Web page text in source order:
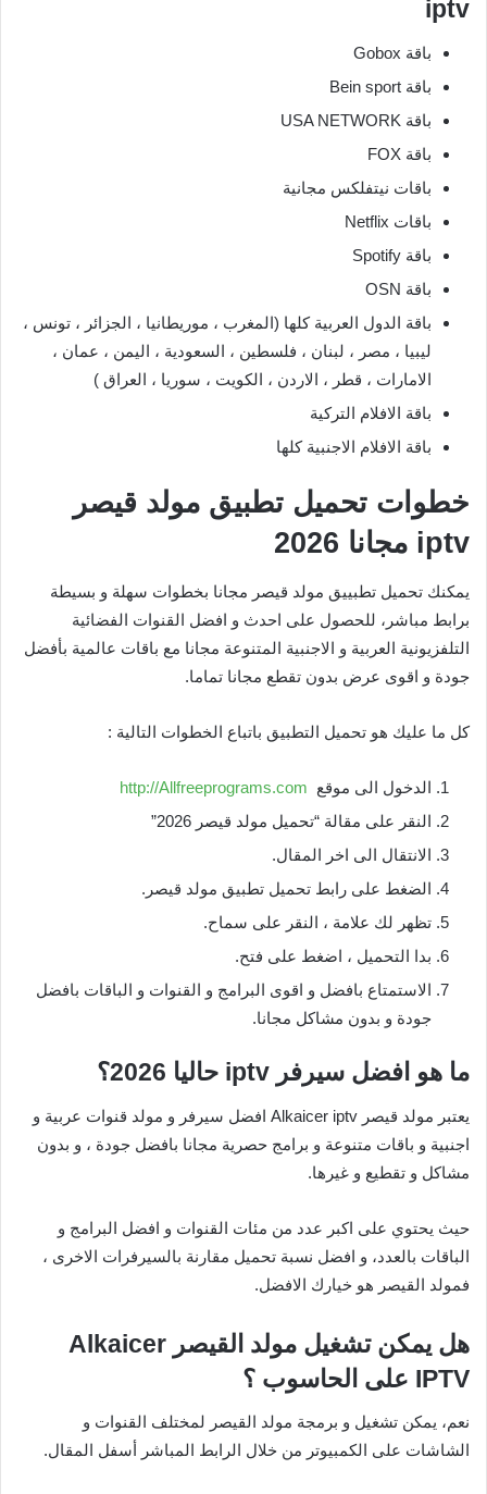
iptv
باقة Gobox
باقة Bein sport
باقة USA NETWORK
باقة FOX
باقات نيتفلكس مجانية
باقات Netflix
باقة Spotify
باقة OSN
باقة الدول العربية كلها (المغرب ، موريطانيا ، الجزائر ، تونس ،
ليبيا ، مصر ، لبنان ، فلسطين ، السعودية ، اليمن ، عمان ،
الامارات ، قطر ، الاردن ، الكويت ، سوريا ، العراق )
باقة الافلام التركية
باقة الافلام الاجنبية كلها
خطوات تحميل تطبيق مولد قيصر
iptv مجانا 2026
يمكنك تحميل تطبييق مولد قيصر مجانا بخطوات سهلة و بسيطة
برابط مباشر، للحصول على احدث و افضل القنوات الفضائية
التلفزيونية العربية و الاجنبية المتنوعة مجانا مع باقات عالمية بأفضل
جودة و اقوى عرض بدون تقطع مجانا تماما.
كل ما عليك هو تحميل التطبيق باتباع الخطوات التالية :
الدخول الى موقع http://Allfreeprograms.com
النقر على مقالة “تحميل مولد قيصر 2026”
الانتقال الى اخر المقال.
الضغط على رابط تحميل تطبيق مولد قيصر.
تظهر لك علامة ، النقر على سماح.
بدا التحميل ، اضغط على فتح.
الاستمتاع بافضل و اقوى البرامج و القنوات و الباقات بافضل
جودة و بدون مشاكل مجانا.
ما هو افضل سيرفر iptv حاليا 2026؟
يعتبر مولد قيصر Alkaicer iptv افضل سيرفر و مولد قنوات عربية و
اجنبية و باقات متنوعة و برامج حصرية مجانا بافضل جودة ، و بدون
مشاكل و تقطيع و غيرها.
حيث يحتوي على اكبر عدد من مئات القنوات و افضل البرامج و
الباقات بالعدد، و افضل نسبة تحميل مقارنة بالسيرفرات الاخرى ،
فمولد القيصر هو خيارك الافضل.
هل يمكن تشغيل مولد القيصر Alkaicer
IPTV على الحاسوب ؟
نعم، يمكن تشغيل و برمجة مولد القيصر لمختلف القنوات و
الشاشات على الكمبيوتر من خلال الرابط المباشر أسفل المقال.